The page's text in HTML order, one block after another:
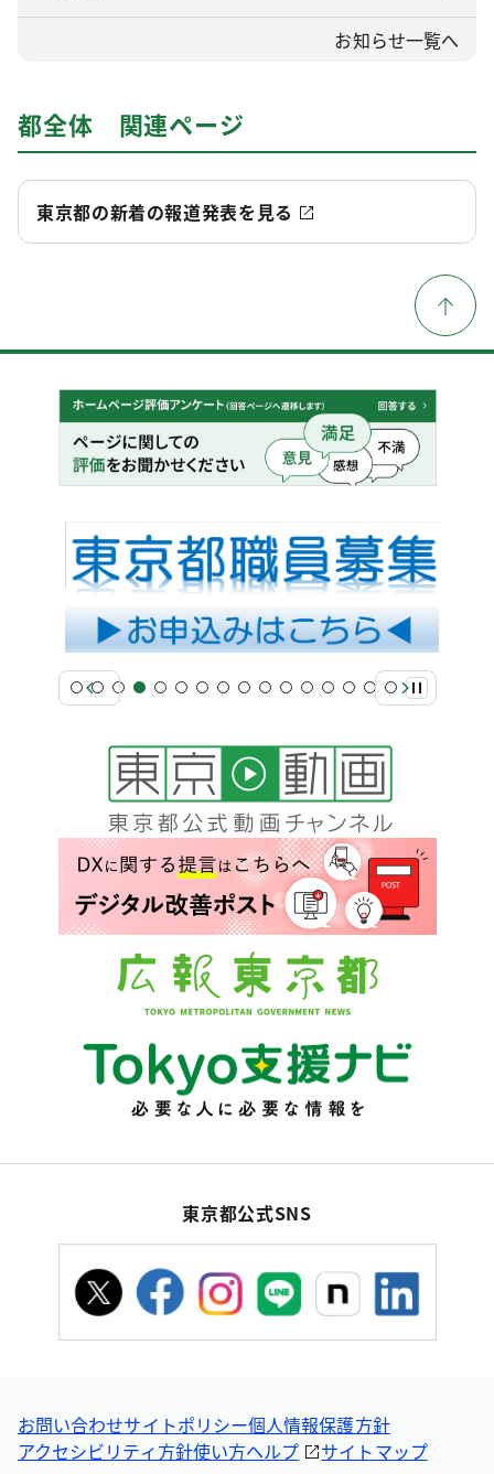
お知らせ一覧へ
都全体 関連ページ
東京都の新着の報道発表を見る
東京都公式SNS
お問い合わせサイトポリシー個人情報保護方針
アクセシビリティ方針使い方ヘルプ サイトマップ